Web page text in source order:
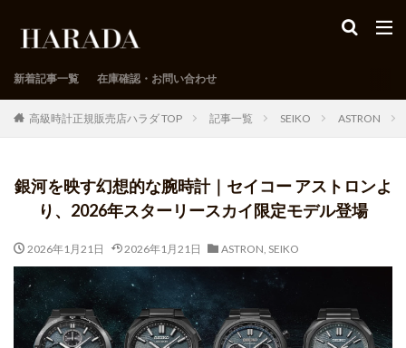
新着記事一覧 在庫確認・お問い合わせ
高級時計正規販売店ハラダ TOP 記事一覧 SEIKO ASTRON
銀河を映す幻想的な腕時計｜セイコー アストロンよ
り、2026年スターリースカイ限定モデル登場
2026年1月21日 2026年1月21日 ASTRON, SEIKO